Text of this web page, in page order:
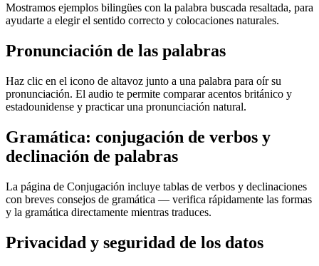
Mostramos ejemplos bilingües con la palabra buscada resaltada, para
ayudarte a elegir el sentido correcto y colocaciones naturales.
Pronunciación de las palabras
Haz clic en el icono de altavoz junto a una palabra para oír su
pronunciación. El audio te permite comparar acentos británico y
estadounidense y practicar una pronunciación natural.
Gramática: conjugación de verbos y
declinación de palabras
La página de Conjugación incluye tablas de verbos y declinaciones
con breves consejos de gramática — verifica rápidamente las formas
y la gramática directamente mientras traduces.
Privacidad y seguridad de los datos